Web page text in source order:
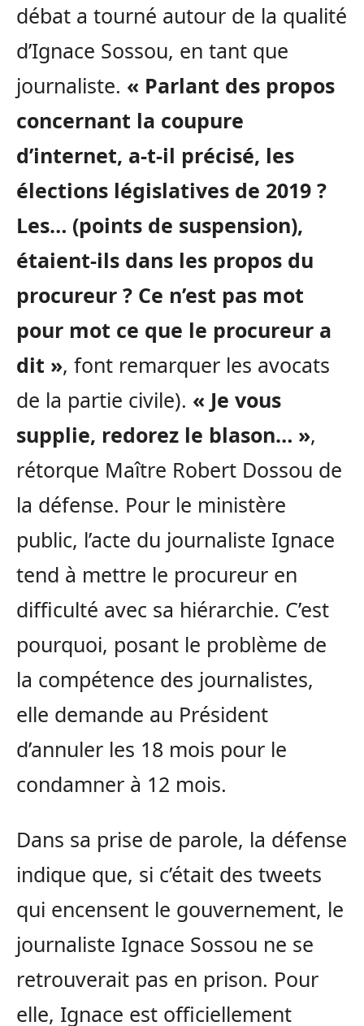
débat a tourné autour de la qualité
d’Ignace Sossou, en tant que
journaliste. « Parlant des propos
concernant la coupure
d’internet, a-t-il précisé, les
élections législatives de 2019 ?
Les… (points de suspension),
étaient-ils dans les propos du
procureur ? Ce n’est pas mot
pour mot ce que le procureur a
dit », font remarquer les avocats
de la partie civile). « Je vous
supplie, redorez le blason… »,
rétorque Maître Robert Dossou de
la défense. Pour le ministère
public, l’acte du journaliste Ignace
tend à mettre le procureur en
difficulté avec sa hiérarchie. C’est
pourquoi, posant le problème de
la compétence des journalistes,
elle demande au Président
d’annuler les 18 mois pour le
condamner à 12 mois.
Dans sa prise de parole, la défense
indique que, si c’était des tweets
qui encensent le gouvernement, le
journaliste Ignace Sossou ne se
retrouverait pas en prison. Pour
elle, Ignace est officiellement